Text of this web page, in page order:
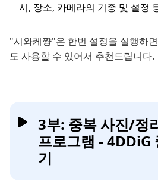
시, 장소, 카메라의 기종 및 설정
"시와케쨩"은 한번 설정을 실행하
도 사용할 수 있어서 추천드립니다.
3부: 중복 사진/정
프로그램 - 4DDiG
기